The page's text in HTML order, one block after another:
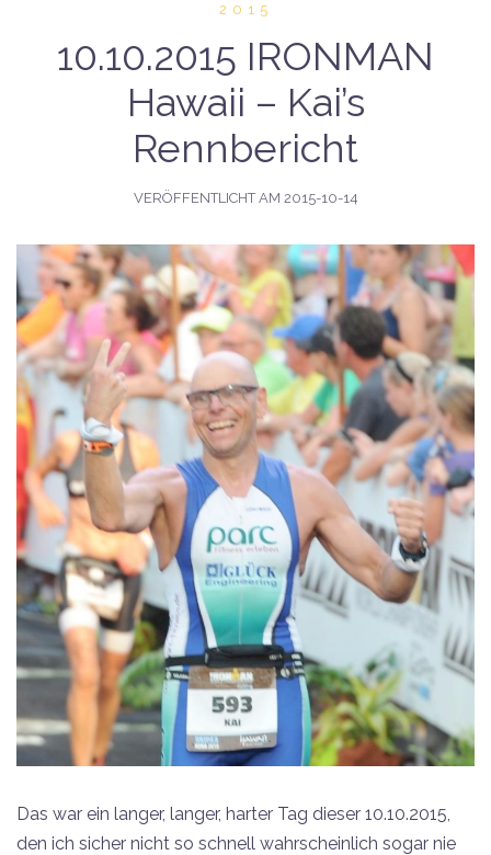
2015
10.10.2015 IRONMAN
Hawaii – Kai’s
Rennbericht
VERÖFFENTLICHT AM 2015-10-14
Das war ein langer, langer, harter Tag dieser 10.10.2015,
den ich sicher nicht so schnell wahrscheinlich sogar nie